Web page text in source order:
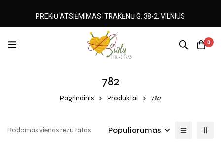
0
782
Pagrindinis Produktai 782
Rodomas vienas rezultatas Populiarumas
PREKIŲ ATSIĖMIMAS: TRAKĖNŲ G. 38-2, VILNIUS